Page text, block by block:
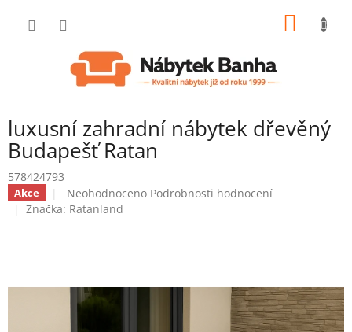
luxusní zahradní nábytek dřevěný
Budapešť Ratan
578424793
Akce
Průměrné
hodnocení
hvězdiček.
Neohodnoceno Podrobnosti hodnocení
Značka: Ratanland